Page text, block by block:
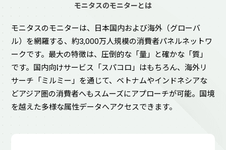
モニタスのモニターとは
モニタスのモニターは、日本国内および海外（グローバ
ル）を網羅する、約3,000万人規模の消費者パネルネットワ
ークです。最大の特徴は、圧倒的な「量」と確かな「質」
です。国内向けサービス「スパコロ」はもちろん、海外リ
サーチ「ミルミー」を通じて、ベトナムやインドネシアな
どアジア圏の消費者へもスムーズにアプローチが可能。国境
を越えた多様な属性データへアクセスできます。